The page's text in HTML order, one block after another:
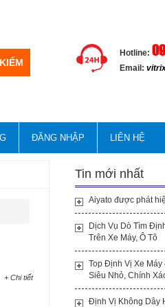
Hotline:
Email:
ĐĂNG NHẬP LIÊN HỆ
+ Chi tiết
Tin mới nhất
Aiyato được phát
Dịch Vụ Dò Tìm
Trên Xe Máy, Ô Tô
Top Định Vị Xe Máy
Siêu Nhỏ, Chính
Định Vị Không Dây